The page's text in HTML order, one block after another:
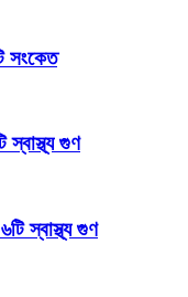
সংকেত
স্বাস্থ্য গুণ
স্বাস্থ্য গুণ